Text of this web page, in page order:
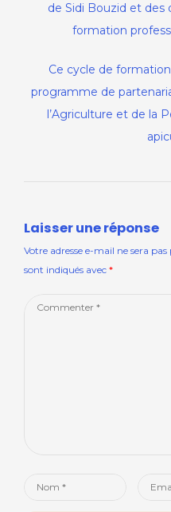
de Sidi Bouzid et des
formation
Ce cycle de
programme de
l’Agriculture et de la
Laisser une réponse
Votre adresse e-mail ne sera pas
sont indiqués avec *
Comment
Name
Email